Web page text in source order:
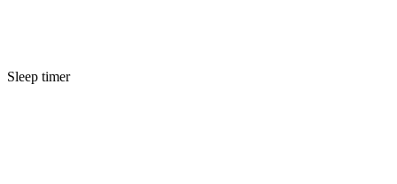
Sleep timer